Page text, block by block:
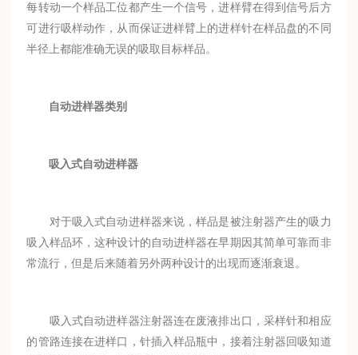
每转动一个样品工位都产生一个信号，进样臂在得到信号后方
可进行吸样动作，从而保证进样臂上的进样针在样品盘的不同
半径上都能准确无误的吸取目标样品。
自动进样器类别
吸入式自动进样器
对于吸入式自动进样器来说，样品是被注射器产生的吸力
吸入样品环，这种设计的自动进样器在早期因其简单可靠而非
常流行，但是后来随着另外两种设计的出现而逐渐衰退。
吸入式自动进样器注射器连在废液排出口，采样针和相应
的管路连接在进样口，针插入样品瓶中，接着注射器回吸知道